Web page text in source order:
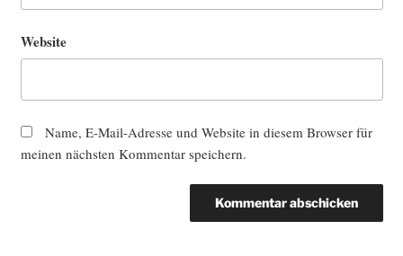
Website
Name, E-Mail-Adresse und Website in diesem Browser für
meinen nächsten Kommentar speichern.